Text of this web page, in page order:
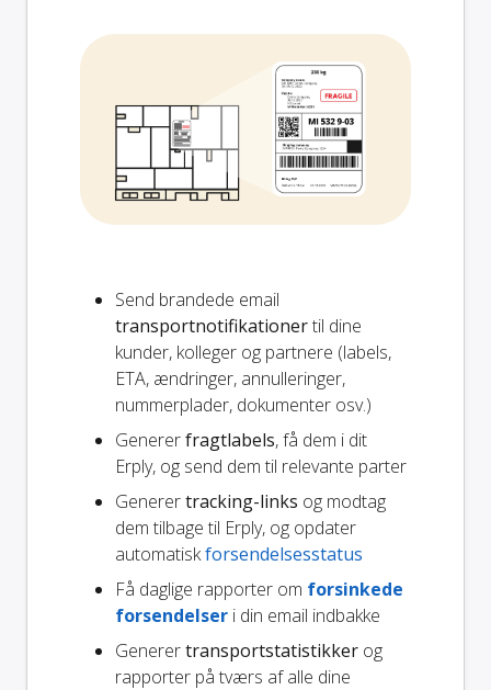
Send brandede email
transportnotifikationertil dine
kunder, kolleger og partnere (labels,
ETA, ændringer, annulleringer,
nummerplader, dokumenter osv.)
Genererfragtlabels, få dem i dit
Erply, og send dem til relevante parter
Generertracking-links og modtag
dem tilbage til Erply, og opdater
automatiskforsendelsesstatus
Få daglige rapporter om forsinkede
forsendelser i din email indbakke
Generertransportstatistikker og
rapporter på tværs af alle dine